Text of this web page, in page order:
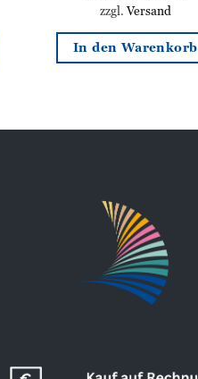
zzgl.Versand
In den Warenkorb